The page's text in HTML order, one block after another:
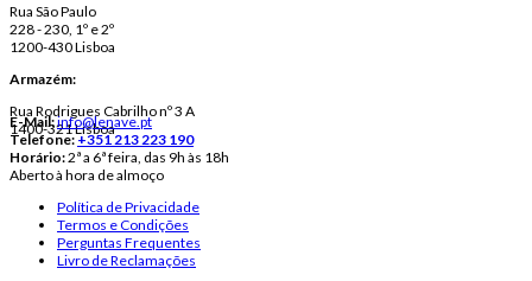
Rua São Paulo
228 - 230, 1º e 2º
1200-430 Lisboa
Armazém:
Rua Rodrigues Cabrilho nº 3 A
1400-321 Lisboa
E-Mail:info@lenave.pt
Telefone:+351 213 223 190
Horário:2ª a 6ª feira, das 9h às 18h
Aberto à hora de almoço
Política de Privacidade
Termos e Condições
Perguntas Frequentes
Livro de Reclamações